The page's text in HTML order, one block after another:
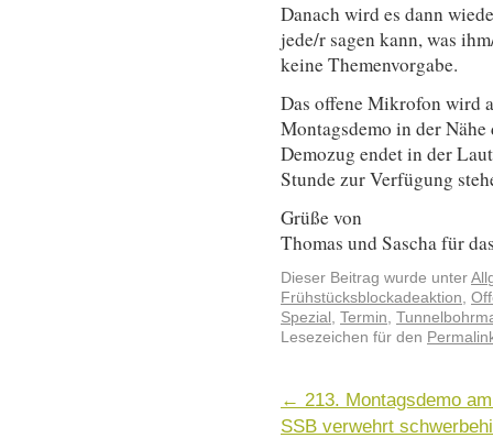
Danach wird es dann
jede/r sagen kann, was
keine Themenvorgabe.
Das offene Mikrofon wird
Montagsdemo in der
Demozug endet in der
Stunde zur Verfügung
Grüße von
Thomas und Sascha für
Dieser Beitrag wurde unter
Frühstücksblockadeaktion
Spezial Termin
Lesezeichen für den
← 213. Montagsdemo
SSB verwehrt